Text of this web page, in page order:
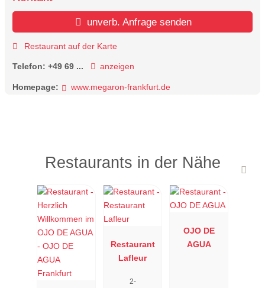
unverb. Anfrage senden
Restaurant auf der Karte
Telefon: +49 69 ... anzeigen
Homepage: www.megaron-frankfurt.de
Restaurants in der Nähe
Restaurant
Lafleur
2-
OJO DE
AGUA